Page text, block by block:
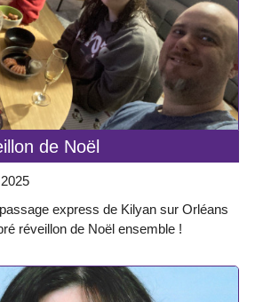
de Noël
express de Kilyan sur Orléans
réveillon de Noël ensemble !